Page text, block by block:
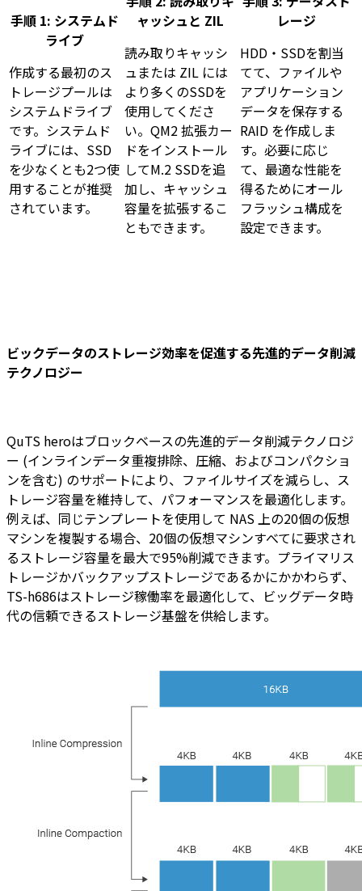
手順 1: システムド
ライブ
作成する最初のス
トレージプールは
システムドライブ
です。システムド
ライブには、SSD
を少なくとも2つ使
用することが推奨
されています。
ャッシュと ZIL
読み取りキャッシ
ュまたは ZIL には
より多くのSSDを
使用してくださ
い。QM2 拡張カー
ドをインストール
してM.2 SSDを追
加し、キャッシュ
容量を拡張するこ
ともできます。
レージ
HDD・SSDを割当
てて、ファイルや
アプリケーション
データを保存する
RAID を作成しま
す。必要に応じ
て、最適な性能を
得るためにオール
フラッシュ構成を
設定できます。
ビックデータのストレージ効率を促進する先進的データ削減
テクノロジー
QuTS heroはブロックベースの先進的データ削減テクノロジ
ー (インラインデータ重複排除、圧縮、およびコンパクショ
ンを含む) のサポートにより、ファイルサイズを減らし、ス
トレージ容量を維持して、パフォーマンスを最適化します。
例えば、同じテンプレートを使用して NAS 上の20個の仮想
マシンを複製する場合、20個の仮想マシンすべてに要求され
るストレージ容量を最大で95%削減できます。プライマリス
トレージかバックアップストレージであるかにかかわらず、
TS-h686はストレージ稼働率を最適化して、ビッグデータ時
代の信頼できるストレージ基盤を供給します。